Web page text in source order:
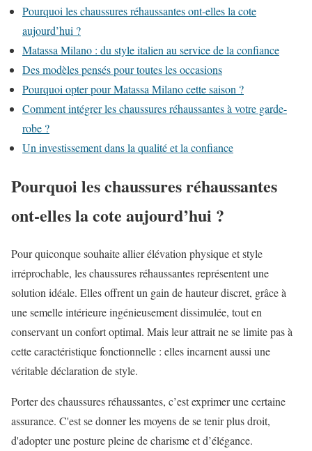
Pourquoi les chaussures réhaussantes ont-elles la cote
aujourd’hui ?
Matassa Milano : du style italien au service de la confiance
Des modèles pensés pour toutes les occasions
Pourquoi opter pour Matassa Milano cette saison ?
Comment intégrer les chaussures réhaussantes à votre garde-
robe ?
Un investissement dans la qualité et la confiance
Pourquoi les chaussures réhaussantes
ont-elles la cote aujourd’hui ?
Pour quiconque souhaite allier élévation physique et style
irréprochable, les chaussures réhaussantes représentent une
solution idéale. Elles offrent un gain de hauteur discret, grâce à
une semelle intérieure ingénieusement dissimulée, tout en
conservant un confort optimal. Mais leur attrait ne se limite pas à
cette caractéristique fonctionnelle : elles incarnent aussi une
véritable déclaration de style.
Porter des chaussures réhaussantes, c’est exprimer une certaine
assurance. C'est se donner les moyens de se tenir plus droit,
d'adopter une posture pleine de charisme et d’élégance.